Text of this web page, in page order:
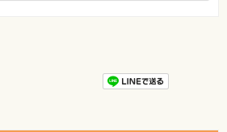
をリスティング施策に活かそう
には次の施策のヒントが凝縮されている